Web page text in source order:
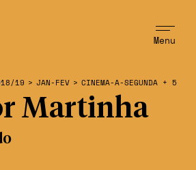
Menu
19 > JAN-FEV > CINEMA-A-SEGUNDA + 5
Martinha